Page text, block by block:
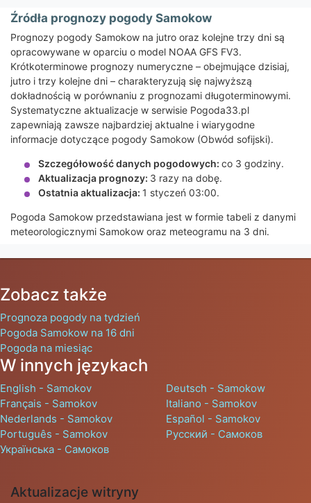
Źródła prognozy pogody Samokow
Prognozy pogody Samokow na jutro oraz kolejne trzy dni są
opracowywane w oparciu o model NOAA GFS FV3.
Krótkoterminowe prognozy numeryczne – obejmujące dzisiaj,
jutro i trzy kolejne dni – charakteryzują się najwyższą
dokładnością w porównaniu z prognozami długoterminowymi.
Systematyczne aktualizacje w serwisie Pogoda33.pl
zapewniają zawsze najbardziej aktualne i wiarygodne
informacje dotyczące pogody Samokow (Obwód sofijski).
Szczegółowość danych pogodowych: co 3 godziny.
Aktualizacja prognozy: 3 razy na dobę.
Ostatnia aktualizacja: 1 styczeń 03:00.
Pogoda Samokow przedstawiana jest w formie tabeli z danymi
meteorologicznymi Samokow oraz meteogramu na 3 dni.
Zobacz także
Prognoza pogody na tydzień
Pogoda Samokow na 16 dni
Pogoda na miesiąc
W innych językach
English - Samokov
Deutsch - Samokow
Français - Samokov
Italiano - Samokov
Nederlands - Samokov
Español - Samokov
Português - Samokov
Русский - Самоков
Українська - Самоков
Aktualizacje witryny